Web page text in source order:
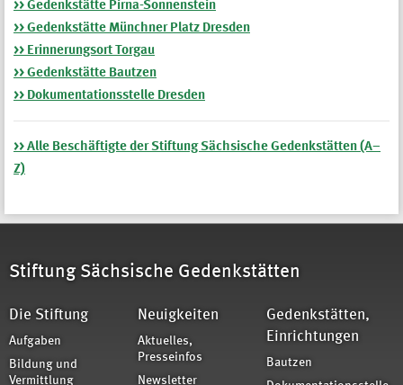
>> Gedenkstätte Pirna-Sonnenstein
>> Gedenkstätte Münchner Platz Dresden
>> Erinnerungsort Torgau
>> Gedenkstätte Bautzen
>> Dokumentationsstelle Dresden
>> Alle Beschäftigte der Stiftung Sächsische Gedenkstätten (A–
Z)
Stiftung Sächsische Gedenkstätten
Die Stiftung
Aufgaben
Bildung und
Vermittlung
Neuigkeiten
Aktuelles,
Presseinfos
Newsletter
Gedenkstätten,
Einrichtungen
Bautzen